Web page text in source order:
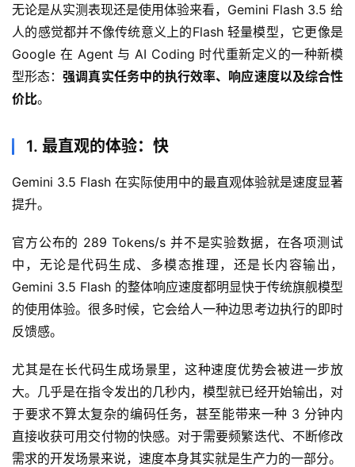
无论是从实测表现还是使用体验来看，Gemini Flash 3.5 给
人的感觉都并不像传统意义上的Flash 轻量模型，它更像是
Google 在 Agent 与 AI Coding 时代重新定义的一种新模
型形态：强调真实任务中的执行效率、响应速度以及综合性
价比。
1. 最直观的体验：快
Gemini 3.5 Flash 在实际使用中的最直观体验就是速度显著
提升。
官方公布的 289 Tokens/s 并不是实验数据，在各项测试
中，无论是代码生成、多模态推理，还是长内容输出，
Gemini 3.5 Flash 的整体响应速度都明显快于传统旗舰模型
的使用体验。很多时候，它会给人一种边思考边执行的即时
反馈感。
尤其是在长代码生成场景里，这种速度优势会被进一步放
大。几乎是在指令发出的几秒内，模型就已经开始输出，对
于要求不算太复杂的编码任务，甚至能带来一种 3 分钟内
直接收获可用交付物的快感。对于需要频繁迭代、不断修改
需求的开发场景来说，速度本身其实就是生产力的一部分。